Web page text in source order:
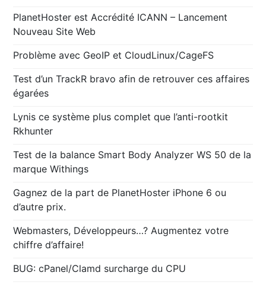
PlanetHoster est Accrédité ICANN – Lancement
Nouveau Site Web
Problème avec GeoIP et CloudLinux/CageFS
Test d’un TrackR bravo afin de retrouver ces affaires
égarées
Lynis ce système plus complet que l’anti-rootkit
Rkhunter
Test de la balance Smart Body Analyzer WS 50 de la
marque Withings
Gagnez de la part de PlanetHoster iPhone 6 ou
d’autre prix.
Webmasters, Développeurs…? Augmentez votre
chiffre d’affaire!
BUG: cPanel/Clamd surcharge du CPU